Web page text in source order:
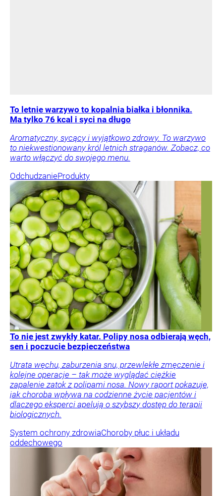
To letnie warzywo to kopalnia białka i błonnika.
Ma tylko 76 kcal i syci na długo
Aromatyczny, sycący i wyjątkowo zdrowy. To warzywo
to niekwestionowany król letnich straganów. Zobacz, co
warto włączyć do swojego menu.
OdchudzanieProdukty
To nie jest zwykły katar. Polipy nosa odbierają węch,
sen i poczucie bezpieczeństwa
Utrata węchu, zaburzenia snu, przewlekłe zmęczenie i
kolejne operacje – tak może wyglądać ciężkie
zapalenie zatok z polipami nosa. Nowy raport pokazuje,
jak choroba wpływa na codzienne życie pacjentów i
dlaczego eksperci apelują o szybszy dostęp do terapii
biologicznych.
System ochrony zdrowiaChoroby płuc i układu
oddechowego